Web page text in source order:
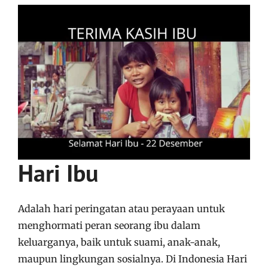
Hari Ibu
Adalah hari peringatan atau perayaan untuk
menghormati peran seorang ibu dalam
keluarganya, baik untuk suami, anak-anak,
maupun lingkungan sosialnya. Di Indonesia Hari